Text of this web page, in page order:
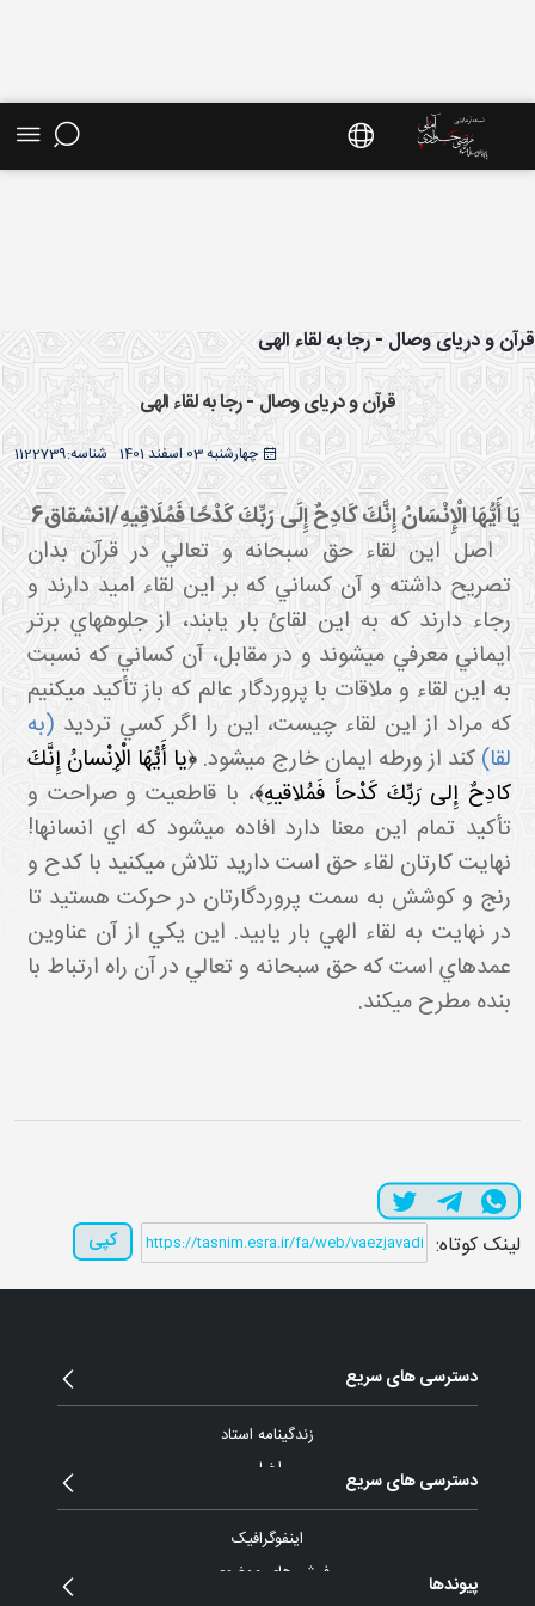
موضوعی - سایت استاد مرتضی جوادی آملی
و دریای وصال - رجا به لقاء الهی
قرآن و دریای وصال - رجا به لقاء الهی
چهارشنبه 03 اسفند 1401 1122739شناسه:
يَا أَيُّهَا الْإِنْسَانُ إِنَّكَ كَادِحٌ إِلَى رَبِّكَ كَدْحًا فَمُلَاقِيهِ/انشقاق6
اصل اين لقاء حق سبحانه و تعالي در قرآن بدان
تصريح داشته و آن کساني که بر اين لقاء اميد دارند و
رجاء دارند که به اين لقائ بار يابند، از جلوه هاي برتر
ايماني معرفي مي شوند و در مقابل، آن کساني که نسبت
به اين لقاء و ملاقات با پروردگار عالم که باز تأکيد مي کنيم
که مراد از اين لقاء چيست، اين را اگر کسي ترديد(به
لقا)کند از ورطه ايمان خارج مي شود. ﴿يا أَيُّهَا الْإِنْسانُ إِنَّكَ
كادِحٌ إِلى‏ رَبِّكَ كَدْحاً فَمُلاقيهِ﴾، با قاطعيت و صراحت و
تأکيد تمام اين معنا دارد افاده مي شود که اي انسان ها!
نهايت کارتان لقاء حق است داريد تلاش مي کنيد با کدح و
رنج و کوشش به سمت پروردگارتان در حرکت هستيد تا
در نهايت به لقاء الهي بار يابيد. اين يکي از آن عناوين
عمده اي است که حق سبحانه و تعالي در آن راه ارتباط با
بنده مطرح مي کند.
لینک کوتاه: کپی
دسترسی های سریع
زندگینامه استاد
اخبار
بیانات
پیام ها و نامه ها
دسترسی های سریع
اینفوگرافیک
فیش های موضوعی
پیوندها